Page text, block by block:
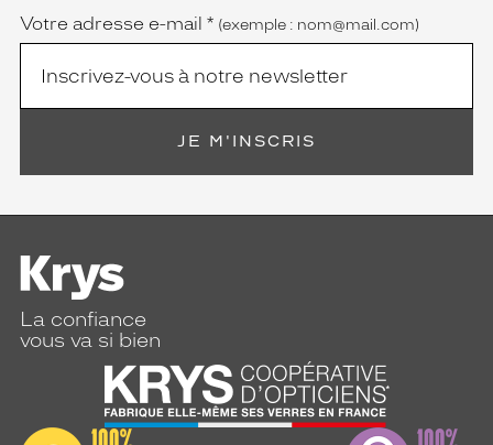
Votre adresse e-mail * (exemple : nom@mail.com)
JE M'INSCRIS
La confiance
vous va si bien